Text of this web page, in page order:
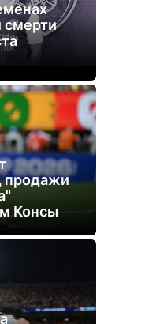
смерти
продажи
Консы